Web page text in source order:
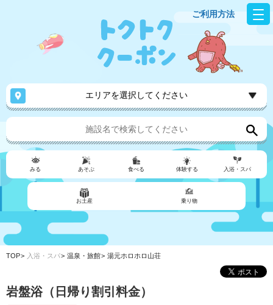
ご利用方法
エリアを選択してください
みる あそぶ 食べる 体験する 入浴・スパ
お土産 乗り物
TOP 入浴・スパ 温泉・旅館 湯元ホロホロ山荘
岩盤浴（日帰り割引料金）